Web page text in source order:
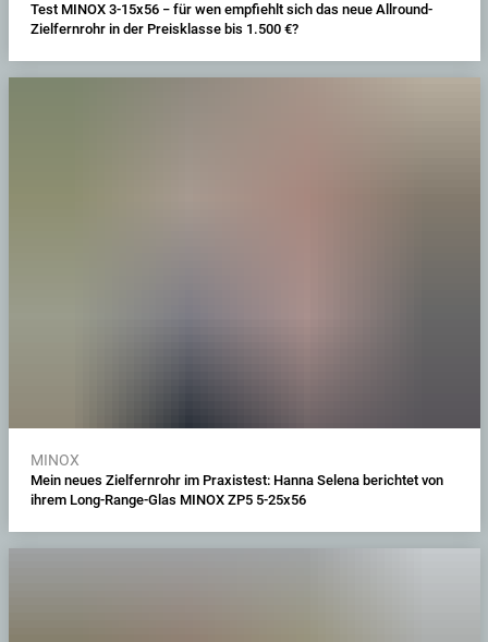
Test MINOX 3-15x56 − für wen empfiehlt sich das neue Allround-
Zielfernrohr in der Preisklasse bis 1.500 €?
MINOX
Mein neues Zielfernrohr im Praxistest: Hanna Selena berichtet von
ihrem Long-Range-Glas MINOX ZP5 5-25x56